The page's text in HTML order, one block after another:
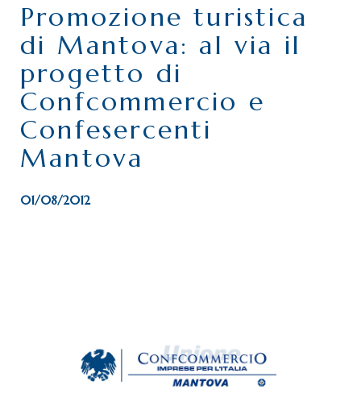
PERCHÉ ASSOCIARSI?
DOVE SIAMO
CONTATTI
Promozione turistica
di Mantova: al via il
progetto di
Confcommercio e
Confesercenti
Mantova
01/08/2012